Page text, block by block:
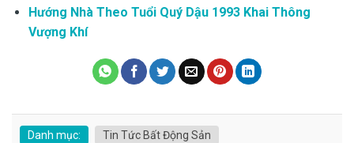
Hướng Nhà Theo Tuổi Quý Dậu 1993 Khai Thông
Vượng Khí
Danh mục: Tin Tức Bất Động Sản